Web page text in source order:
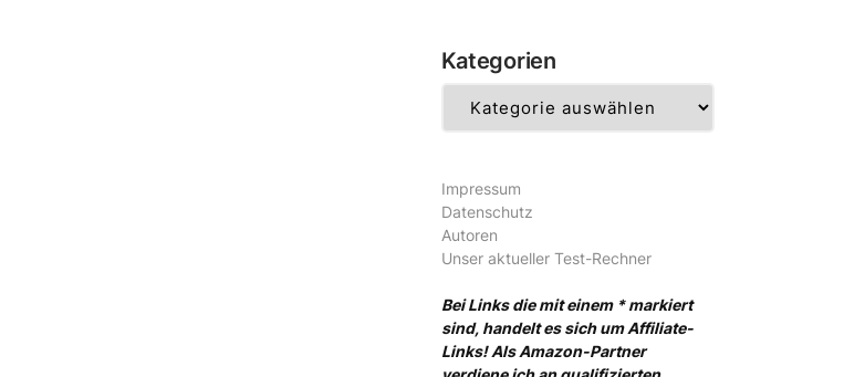
Kategorien
Impressum
Datenschutz
Autoren
Unser aktueller Test-Rechner
Bei Links die mit einem * markiert
sind, handelt es sich um Affiliate-
Links! Als Amazon-Partner